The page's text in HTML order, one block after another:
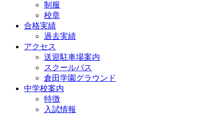
制服
校章
合格実績
過去実績
アクセス
送迎駐車場案内
スクールバス
倉田学園グラウンド
中学校案内
特徴
入試情報